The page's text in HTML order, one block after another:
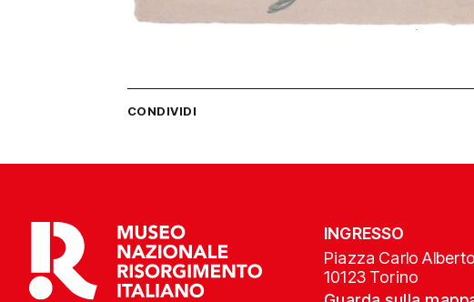
CONDIVIDI
INGRESSO
Piazza Carlo
10123 Torino